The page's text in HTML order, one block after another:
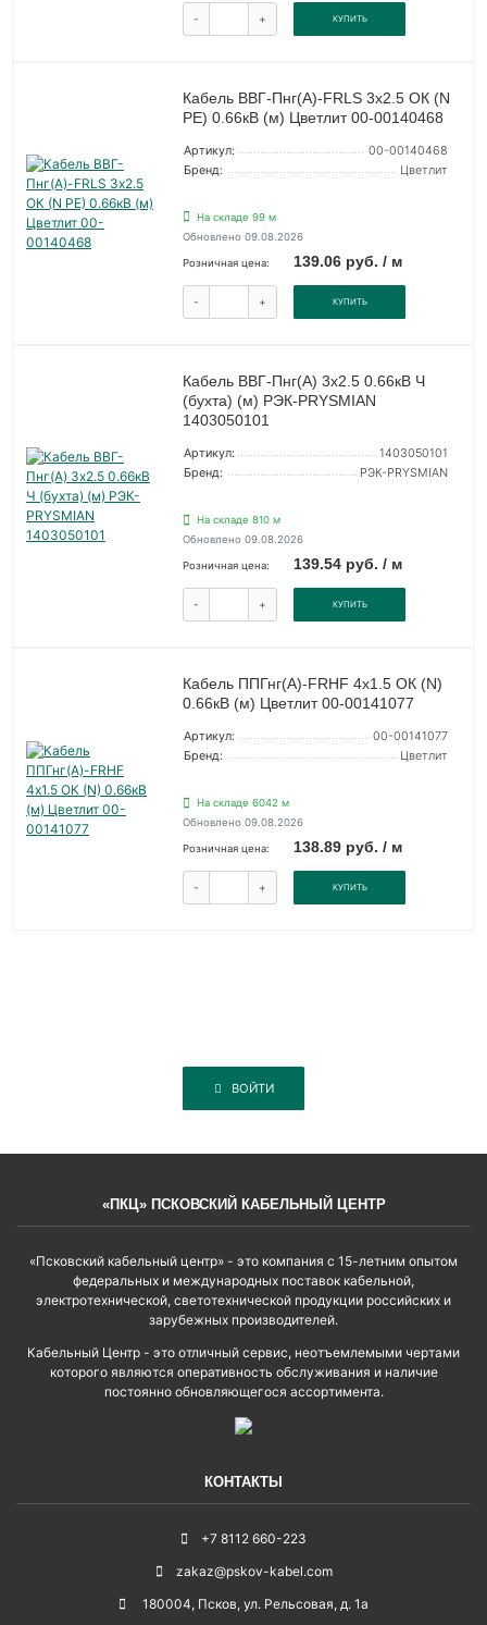
- + КУПИТЬ
Кабель ВВГ-Пнг(А)-FRLS 3х2.5 ОК (N
PE) 0.66кВ (м) Цветлит 00-00140468
Артикул:
00-00140468
Бренд:
Цветлит
На складе 99 м
Обновлено 09.08.2026
Розничная цена: 139.06 руб. / м
- + КУПИТЬ
Кабель ВВГ-Пнг(А) 3х2.5 0.66кВ Ч
(бухта) (м) РЭК-PRYSMIAN
1403050101
Артикул:
1403050101
Бренд:
РЭК-PRYSMIAN
На складе 810 м
Обновлено 09.08.2026
Розничная цена: 139.54 руб. / м
- + КУПИТЬ
Кабель ППГнг(А)-FRHF 4х1.5 ОК (N)
0.66кВ (м) Цветлит 00-00141077
Артикул:
00-00141077
Бренд:
Цветлит
На складе 6042 м
Обновлено 09.08.2026
Розничная цена: 138.89 руб. / м
- + КУПИТЬ
ВОЙТИ
«ПКЦ» ПСКОВСКИЙ КАБЕЛЬНЫЙ ЦЕНТР
«Псковский кабельный центр» - это компания с 15-летним опытом
федеральных и международных поставок кабельной,
электротехнической, светотехнической продукции российских и
зарубежных производителей.
Кабельный Центр - это отличный сервис, неотъемлемыми чертами
которого являются оперативность обслуживания и наличие
постоянно обновляющегося ассортимента.
КОНТАКТЫ
+7 8112 660-223
zakaz@pskov-kabel.com
180004, Псков, ул. Рельсовая, д. 1а